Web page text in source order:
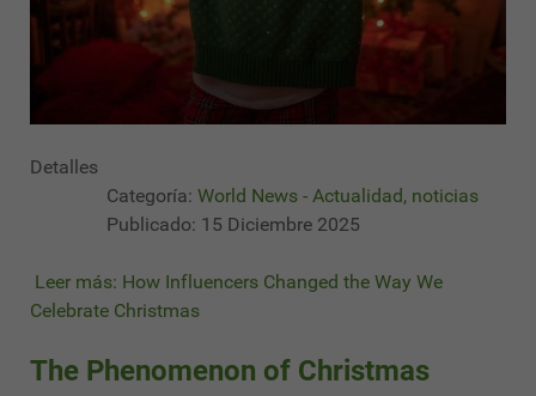
Detalles
Categoría: World News - Actualidad, noticias
Publicado: 15 Diciembre 2025
Leer más: How Influencers Changed the Way We
Celebrate Christmas
The Phenomenon of Christmas